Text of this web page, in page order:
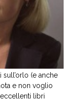
sull’orlo (e anche
e non voglio
libri